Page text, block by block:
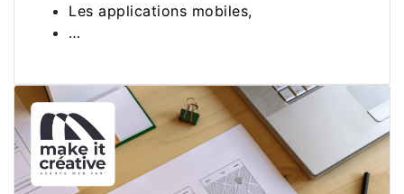
Les applications mobiles,
…